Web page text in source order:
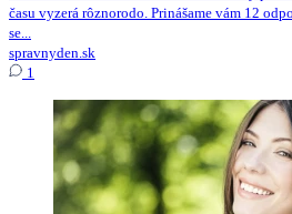
času vyzerá rôznorodo. Prinášame vám 12
se...
spravnyden.sk
1